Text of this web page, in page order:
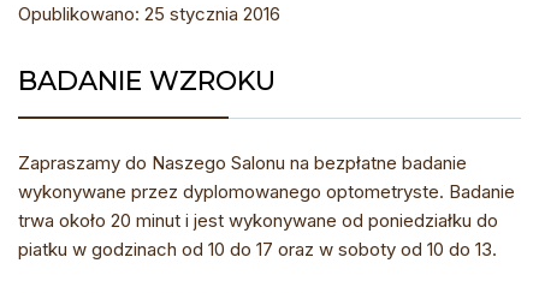
Opublikowano: 25 stycznia 2016
BADANIE WZROKU
Zapraszamy do Naszego Salonu na bezpłatne badanie
wykonywane przez dyplomowanego optometryste. Badanie
trwa około 20 minut i jest wykonywane od poniedziałku do
piatku w godzinach od 10 do 17 oraz w soboty od 10 do 13.